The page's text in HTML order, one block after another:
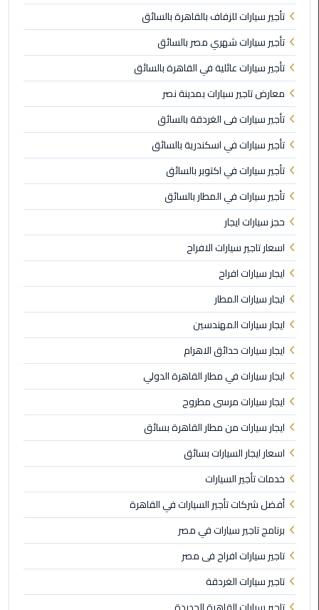
مطروح
تاكسي
اسكندريه
ليموزين
مطار
برج
العرب
والإسكندرية
ليموزين
دمياط
ليموزين
من
الاسكندرية
الى
مطار
القاهرة
ليموزين
الدقي
ليموزين
من
القاهرة
للاسكندرية
ليموزين
العجوزه
ليموزين
من
مطار
تأجير سيارات للزفاف بالقاهرة بالسائق
تأجير سيارات شهري مصر بالسائق
تأجير سيارات عائلية في القاهرة بالسائق
معارض تاجير سيارات بمدينة نصر
تأجير سيارات فى الغردقة بالسائق
تأجير سيارات في اسكندرية بالسائق
تأجير سيارات في اكتوبر بالسائق
تأجير سيارات في المطار بالسائق
حجز سيارات ايجار
اسعار تاجير سيارات الافراح
ايجار سيارات افراح
ايجار سيارات المطار
ايجار سيارات المهندسين
ايجار سيارات حدائق الاهرام
ايجار سيارات في مطار القاهرة الدولي
ايجار سيارات مرسى مطروح
ايجار سيارات من مطار القاهرة بسائق
اسعار ايجار السيارات بسائق
خدمات تأجير السيارات
أفضل شركات تأجير السيارات في القاهرة
برنامج تاجير سيارات في مصر
تاجير سيارات افراح فى مصر
تاجير سيارات الغردقة